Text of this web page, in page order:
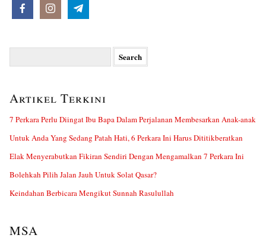
Artikel Terkini
7 Perkara Perlu Diingat Ibu Bapa Dalam Perjalanan Membesarkan Anak-anak
Untuk Anda Yang Sedang Patah Hati, 6 Perkara Ini Harus Dititikberatkan
Elak Menyerabutkan Fikiran Sendiri Dengan Mengamalkan 7 Perkara Ini
Bolehkah Pilih Jalan Jauh Untuk Solat Qasar?
Keindahan Berbicara Mengikut Sunnah Rasulullah
MSA